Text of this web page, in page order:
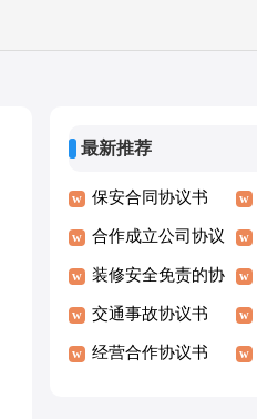
最新推荐
保安合同协议书
合作成立公司协议
书
装修安全免责的协
议书
交通事故协议书
经营合作协议书